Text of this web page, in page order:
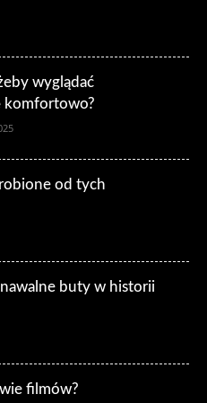
wyglądać
komfortowo?
od tych
buty w historii
filmów?